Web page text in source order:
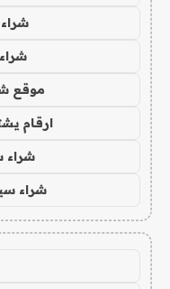
موقع
ارقام
شراء
شراء